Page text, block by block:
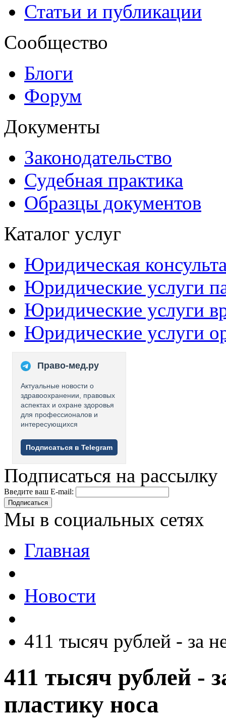
Статьи и публикации
Сообщество
Блоги
Форум
Документы
Законодательство
Судебная практика
Образцы документов
Каталог услуг
Юридическая
Юридические услуги
Юридические услуги
Юридические услуги
Право-мед.ру
Актуальные новости о
здравоохранении, правовых
аспектах и охране здоровья
для профессионалов и
интересующихся
Подписаться в Telegram
Подписаться на рассылку
Введите ваш E-mail:
Подписаться
Мы в социальных сетях
Главная
Новости
411‭ ‬тысяч‭ ‬рублей‭ ‬-‭ ‬за‭
411‭ ‬тысяч‭ ‬рублей‭ ‬-‭
‬пластику‭ ‬носа